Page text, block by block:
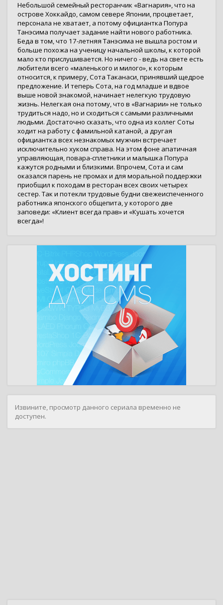
Небольшой семейный ресторанчик «Вагнария», что на
острове Хоккайдо, самом севере Японии, процветает,
персонала не хватает, а потому официантка Попура
Танэсима получает задание найти нового работника.
Беда в том, что 17-летняя Танэсима не вышла ростом и
больше похожа на ученицу начальной школы, к которой
мало кто прислушивается. Но ничего - ведь на свете есть
любители всего «маленького и милого», к которым
относится, к примеру, Сота Таканаси, принявший щедрое
предложение. И теперь Сота, на год младше и вдвое
выше новой знакомой, начинает нелегкую трудовую
жизнь. Нелегкая она потому, что в «Вагнарии» не только
трудиться надо, но и сходиться с самыми различными
людьми. Достаточно сказать, что одна из коллег Соты
ходит на работу с фамильной катаной, а другая
официантка всех незнакомых мужчин встречает
исключительно хуком справа. На этом фоне апатичная
управляющая, повара-сплетники и малышка Попура
кажутся родными и близкими. Впрочем, Сота и сам
оказался парень не промах и для моральной поддержки
приобщил к походам в ресторан всех своих четырех
сестер. Так и потекли трудовые будни свежеиспеченного
работника японского общепита, у которого две
заповеди: «Клиент всегда прав» и «Кушать хочется
всегда»!
Извините, просмотр данного сериала временно не
доступен.